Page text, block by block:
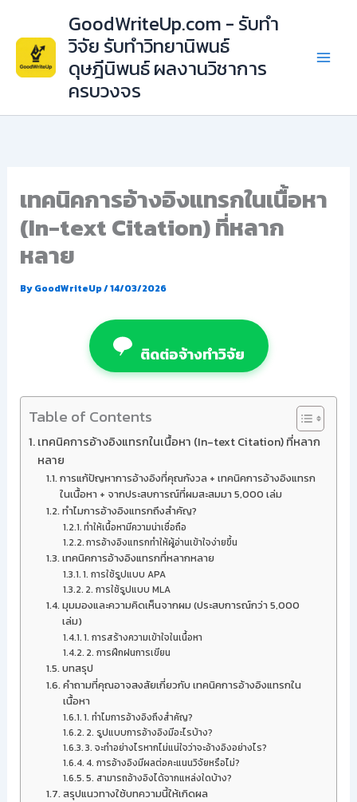
content
GoodWriteUp.com - รับทำ
วิจัย รับทำวิทยานิพนธ์
ดุษฎีนิพนธ์ ผลงานวิชาการ
ครบวงจร
เทคนิคการอ้างอิงแทรกในเนื้อหา
(In-text Citation) ที่หลาก
หลาย
ByGoodWriteUp/14/03/2026
ติดต่อจ้างทำวิจัย
Table of Contents
เทคนิคการอ้างอิงแทรกในเนื้อหา (In-text Citation) ที่หลาก
หลาย
การแก้ปัญหาการอ้างอิงที่คุณกังวล + เทคนิคการอ้างอิงแทรก
ในเนื้อหา + จากประสบการณ์ที่ผมสะสมมา 5,000 เล่ม
ทำไมการอ้างอิงแทรกถึงสำคัญ?
ทำให้เนื้อหามีความน่าเชื่อถือ
การอ้างอิงแทรกทำให้ผู้อ่านเข้าใจง่ายขึ้น
เทคนิคการอ้างอิงแทรกที่หลากหลาย
1. การใช้รูปแบบ APA
2. การใช้รูปแบบ MLA
มุมมองและความคิดเห็นจากผม (ประสบการณ์กว่า 5,000
เล่ม)
1. การสร้างความเข้าใจในเนื้อหา
2. การฝึกฝนการเขียน
บทสรุป
คำถามที่คุณอาจสงสัยเกี่ยวกับ เทคนิคการอ้างอิงแทรกใน
เนื้อหา
1. ทำไมการอ้างอิงถึงสำคัญ?
2. รูปแบบการอ้างอิงมีอะไรบ้าง?
3. จะทำอย่างไรหากไม่แน่ใจว่าจะอ้างอิงอย่างไร?
4. การอ้างอิงมีผลต่อคะแนนวิจัยหรือไม่?
5. สามารถอ้างอิงได้จากแหล่งใดบ้าง?
สรุปแนวทางใช้บทความนี้ให้เกิดผล